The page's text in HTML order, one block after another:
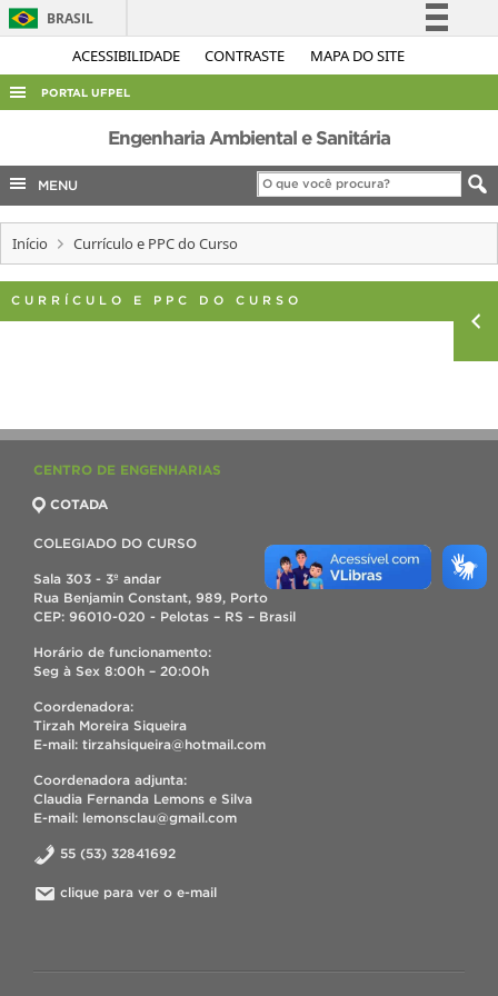
ACESSIBILIDADE CONTRASTE MAPA DO SITE
BRASIL
Simplifique!
Legislação
Canais
PORTAL UFPEL
ACESSO À INFORMAÇÃO
AUDITORIA
COBALTO
CONCURSOS
EDITAIS
INTERNACIONAL
TELEFONES
Engenharia Ambiental e Sanitária
MENU
Início Currículo e PPC do Curso
CURRÍCULO E PPC DO CURSO
CENTRO DE ENGENHARIAS
COTADA
COLEGIADO DO CURSO
Sala 303 - 3º andar
Rua Benjamin Constant, 989, Porto
CEP: 96010-020 - Pelotas – RS – Brasil
Horário de funcionamento:
Seg à Sex 8:00h – 20:00h
Coordenadora:
Tirzah Moreira Siqueira
E-mail: tirzahsiqueira@hotmail.com
Coordenadora adjunta:
Claudia Fernanda Lemons e Silva
E-mail: lemonsclau@gmail.com
55 (53) 32841692
clique para ver o e-mail